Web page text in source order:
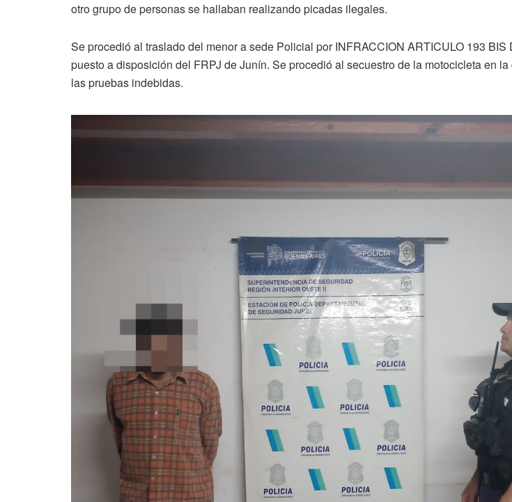
otro grupo de personas se hallaban realizando picadas ilegales.
Se procedió al traslado del menor a sede Policial por INFRACCION ARTICULO 193 BIS
puesto a disposición del FRPJ de Junín. Se procedió al secuestro de la motocicleta en
las pruebas indebidas.